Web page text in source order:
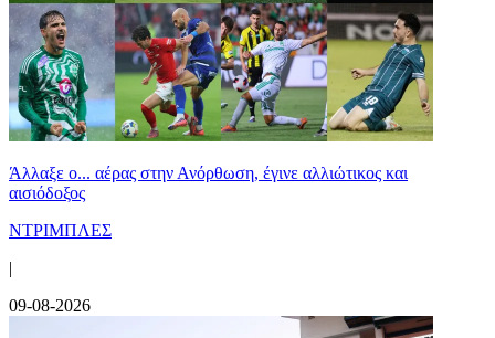
Άλλαξε ο... αέρας στην Ανόρθωση, έγινε αλλιώτικος και
αισιόδοξος
ΝΤΡΙΜΠΛΕΣ
|
09-08-2026